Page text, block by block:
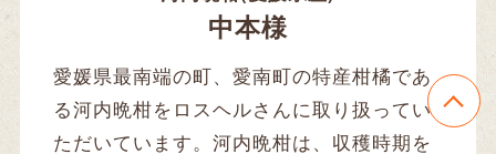
中本様
愛媛県最南端の町、愛南町の特産柑橘であ
る河内晩柑をロスヘルさんに取り扱ってい
ただいています。河内晩柑は、収穫時期を